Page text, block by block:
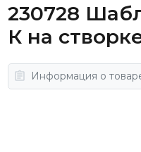
230728
К на
Информация о